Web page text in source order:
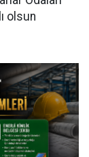
olsun